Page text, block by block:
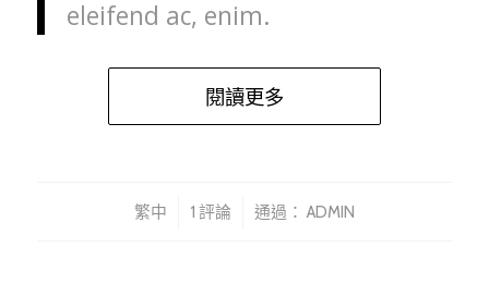
eleifend ac, enim.
閱讀更多
繁中 1 評論 通過： ADMIN